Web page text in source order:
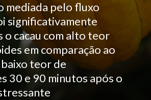
mediada pelo fluxo
significativamente
o cacau com alto teor
em comparação ao
baixo teor de
30 e 90 minutos após o